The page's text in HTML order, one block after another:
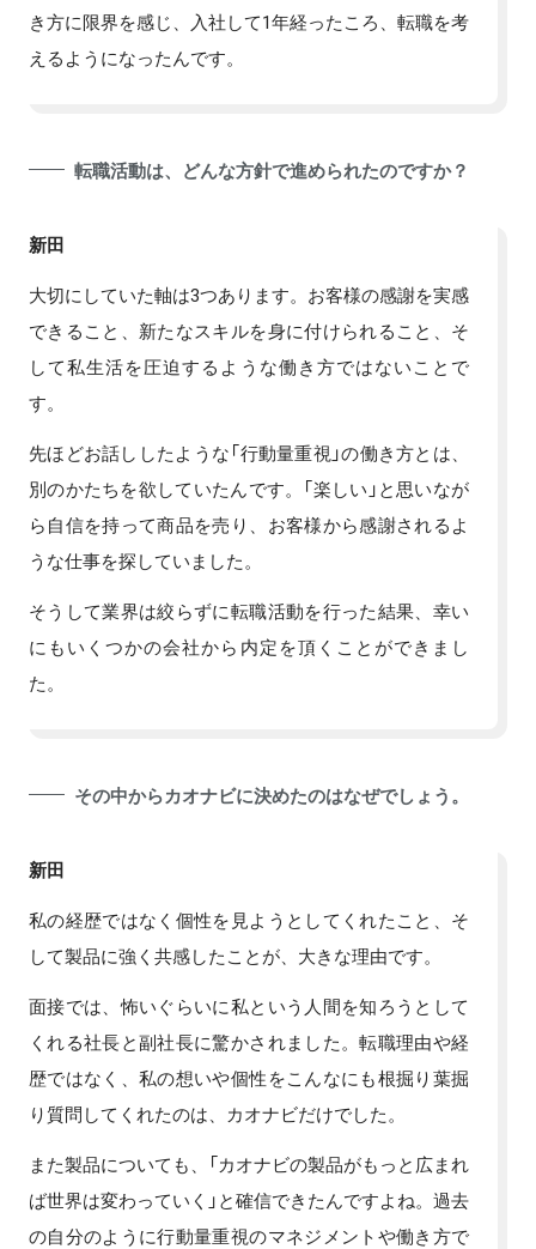
き方に限界を感じ、入社して1年経ったころ、転職を考
えるようになったんです。
転職活動は、どんな方針で進められたのですか？
新田
大切にしていた軸は3つあります。お客様の感謝を実感
できること、新たなスキルを身に付けられること、そ
して私生活を圧迫するような働き方ではないことで
す。
先ほどお話ししたような「行動量重視」の働き方とは、
別のかたちを欲していたんです。「楽しい」と思いなが
ら自信を持って商品を売り、お客様から感謝されるよ
うな仕事を探していました。
そうして業界は絞らずに転職活動を行った結果、幸い
にもいくつかの会社から内定を頂くことができまし
た。
その中からカオナビに決めたのはなぜでしょう。
新田
私の経歴ではなく個性を見ようとしてくれたこと、そ
して製品に強く共感したことが、大きな理由です。
面接では、怖いぐらいに私という人間を知ろうとして
くれる社長と副社長に驚かされました。転職理由や経
歴ではなく、私の想いや個性をこんなにも根掘り葉掘
り質問してくれたのは、カオナビだけでした。
また製品についても、「カオナビの製品がもっと広まれ
ば世界は変わっていく」と確信できたんですよね。過去
の自分のように行動量重視のマネジメントや働き方で